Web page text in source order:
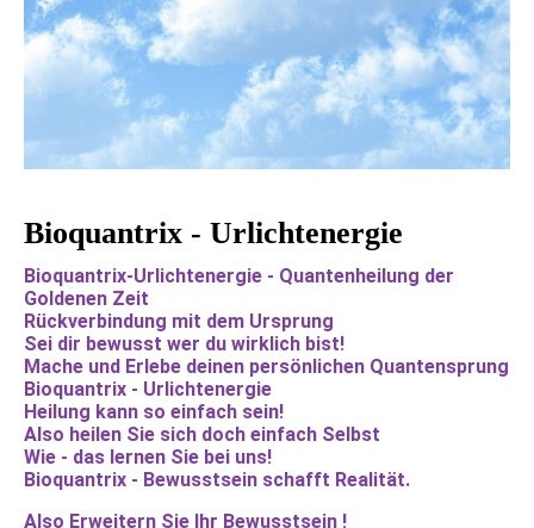
Bioquantrix - Urlichtenergie
Bioquantrix-Urlichtenergie - Quantenheilung der
Goldenen Zeit
Rückverbindung mit dem Ursprung
Sei dir bewusst wer du wirklich bist!
Mache und Erlebe deinen persönlichen Quantensprung
Bioquantrix - Urlichtenergie
Heilung kann so einfach sein!
Also heilen Sie sich doch einfach Selbst
Wie - das lernen Sie bei uns!
Bioquantrix - Bewusstsein schafft Realität.
Also Erweitern Sie Ihr Bewusstsein !